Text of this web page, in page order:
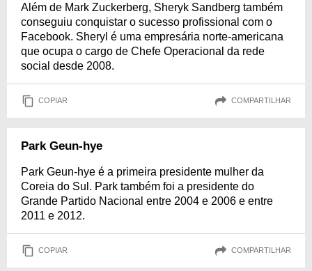
Além de Mark Zuckerberg, Sheryk Sandberg também
conseguiu conquistar o sucesso profissional com o
Facebook. Sheryl é uma empresária norte-americana
que ocupa o cargo de Chefe Operacional da rede
social desde 2008.
COPIAR COMPARTILHAR
Park Geun-hye
Park Geun-hye é a primeira presidente mulher da
Coreia do Sul. Park também foi a presidente do
Grande Partido Nacional entre 2004 e 2006 e entre
2011 e 2012.
COPIAR COMPARTILHAR